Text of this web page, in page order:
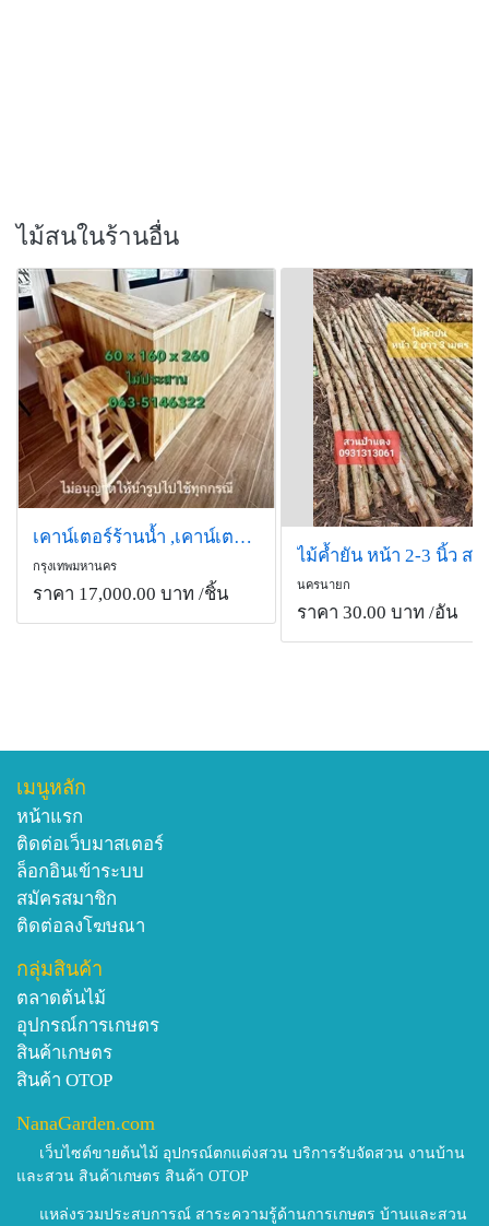
ไม้สนในร้านอื่น
เคาน์เตอร์ร้านน้ำ ,เคาน์เตอร์กาแฟ ,เคาน์เตอร์น้ำ,เคาน์เตอร์
กรุงเทพมหานคร
ราคา 17,000.00 บาท /ชิ้น นครนายก
ราคา 30.00 บาท /อัน
เมนูหลัก
หน้าแรก
ติดต่อเว็บมาสเตอร์
ล็อกอินเข้าระบบ
สมัครสมาชิก
ติดต่อลงโฆษณา
กลุ่มสินค้า
ตลาดต้นไม้
อุปกรณ์การเกษตร
สินค้าเกษตร
สินค้า OTOP
NanaGarden.com
เว็บไซต์ขายต้นไม้ อุปกรณ์ตกแต่งสวน บริการรับจัดสวน งานบ้าน
และสวน สินค้าเกษตร สินค้า OTOP
แหล่งรวมประสบการณ์ สาระความรู้ด้านการเกษตร บ้านและสวน